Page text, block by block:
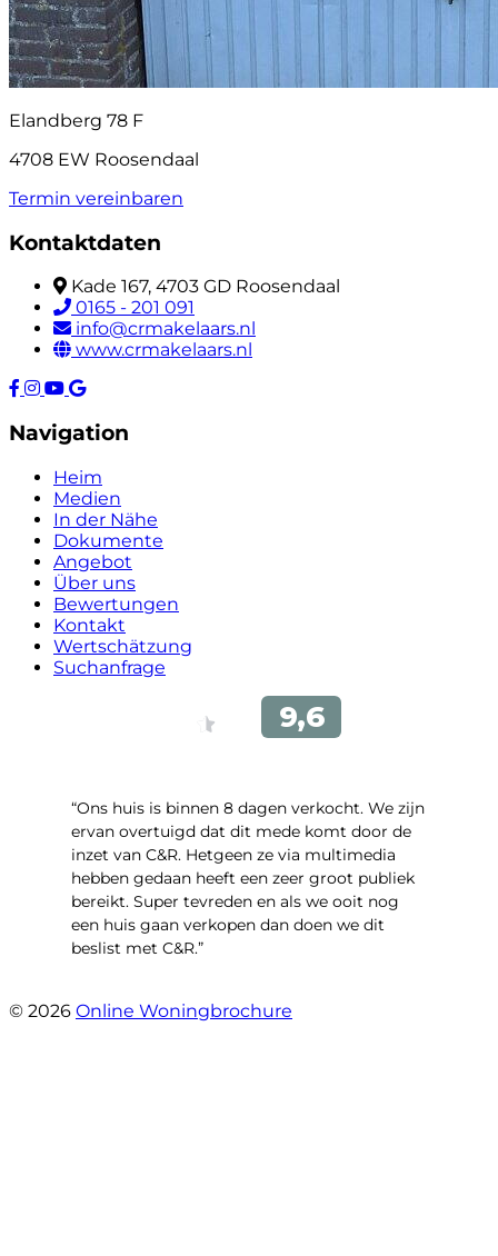
Elandberg 78 F
4708 EW Roosendaal
Termin vereinbaren
Kontaktdaten
Kade 167, 4703 GD Roosendaal
0165 - 201 091
info@crmakelaars.nl
www.crmakelaars.nl
Navigation
Heim
Medien
In der Nähe
Dokumente
Angebot
Über uns
Bewertungen
Kontakt
Wertschätzung
Suchanfrage
“Ons huis is binnen 8 dagen verkocht. We zijn
ervan overtuigd dat dit mede komt door de
inzet van C&R. Hetgeen ze via multimedia
hebben gedaan heeft een zeer groot publiek
bereikt. Super tevreden en als we ooit nog
een huis gaan verkopen dan doen we dit
beslist met C&R.”
© 2026 Online Woningbrochure